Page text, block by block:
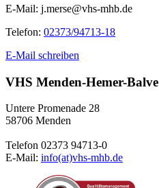
E-Mail: j.merse@vhs-mhb.de
Telefon: 02373/94713-18
E-Mail schreiben
VHS Menden-Hemer-Balve
Untere Promenade 28
58706 Menden
Telefon 02373 94713-0
E-Mail: info(at)vhs-mhb.de